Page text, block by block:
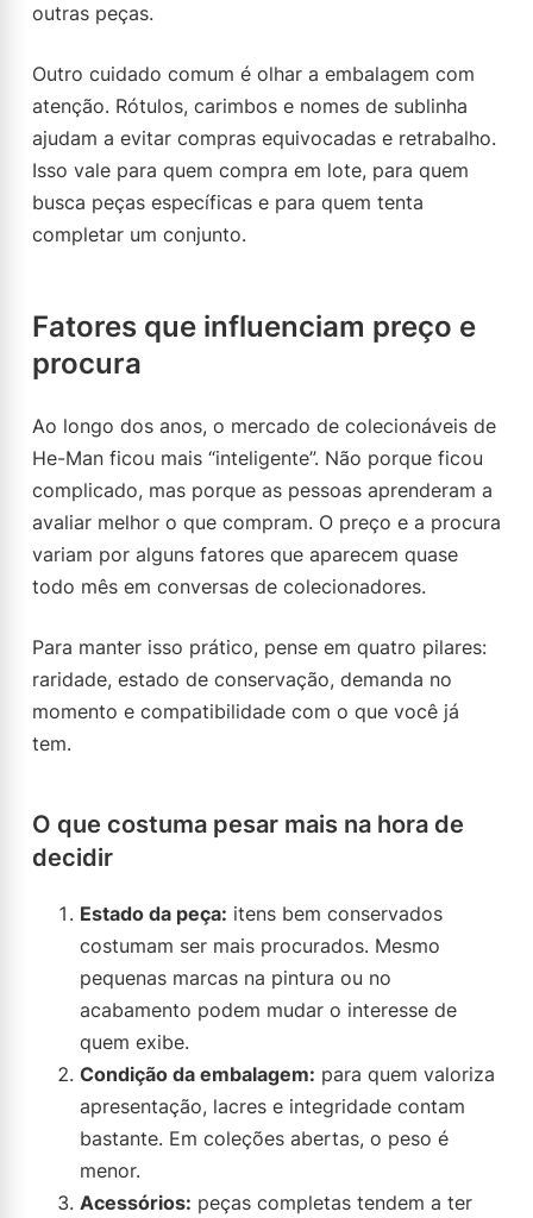
outras peças.
Outro cuidado comum é olhar a embalagem com
atenção. Rótulos, carimbos e nomes de sublinha
ajudam a evitar compras equivocadas e retrabalho.
Isso vale para quem compra em lote, para quem
busca peças específicas e para quem tenta
completar um conjunto.
Fatores que influenciam preço e
procura
Ao longo dos anos, o mercado de colecionáveis de
He-Man ficou mais “inteligente”. Não porque ficou
complicado, mas porque as pessoas aprenderam a
avaliar melhor o que compram. O preço e a procura
variam por alguns fatores que aparecem quase
todo mês em conversas de colecionadores.
Para manter isso prático, pense em quatro pilares:
raridade, estado de conservação, demanda no
momento e compatibilidade com o que você já
tem.
O que costuma pesar mais na hora de
decidir
Estado da peça: itens bem conservados
costumam ser mais procurados. Mesmo
pequenas marcas na pintura ou no
acabamento podem mudar o interesse de
quem exibe.
Condição da embalagem: para quem valoriza
apresentação, lacres e integridade contam
bastante. Em coleções abertas, o peso é
menor.
Acessórios: peças completas tendem a ter